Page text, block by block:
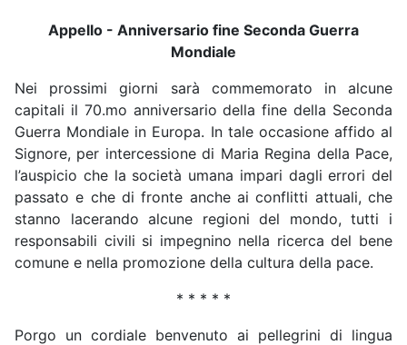
Appello - Anniversario fine Seconda Guerra
Mondiale
Nei prossimi giorni sarà commemorato in alcune
capitali il 70.mo anniversario della fine della Seconda
Guerra Mondiale in Europa. In tale occasione affido al
Signore, per intercessione di Maria Regina della Pace,
l’auspicio che la società umana impari dagli errori del
passato e che di fronte anche ai conflitti attuali, che
stanno lacerando alcune regioni del mondo, tutti i
responsabili civili si impegnino nella ricerca del bene
comune e nella promozione della cultura della pace.
* * * * *
Porgo un cordiale benvenuto ai pellegrini di lingua